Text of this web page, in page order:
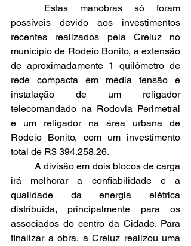
possíveis devido aos investimentos
recentes realizados pela Creluz no
município de Rodeio Bonito, a extensão
de aproximadamente 1 quilômetro de
rede compacta em média tensão e
instalação de um religador
telecomandado na Rodovia Perimetral
e um religador na área urbana de
Rodeio Bonito, com um investimento
total de R$ 394.258,26.
	A divisão em dois blocos de carga
irá melhorar a confiabilidade e a
qualidade da energia elétrica
distribuída, principalmente para os
associados do centro da Cidade. Para
finalizar a obra, a Creluz realizou uma